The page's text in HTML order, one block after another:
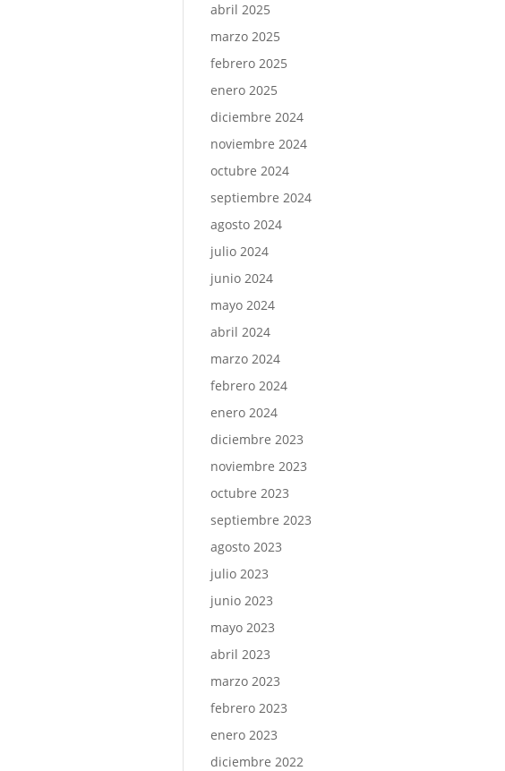
abril 2025
marzo 2025
febrero 2025
enero 2025
diciembre 2024
noviembre 2024
octubre 2024
septiembre 2024
agosto 2024
julio 2024
junio 2024
mayo 2024
abril 2024
marzo 2024
febrero 2024
enero 2024
diciembre 2023
noviembre 2023
octubre 2023
septiembre 2023
agosto 2023
julio 2023
junio 2023
mayo 2023
abril 2023
marzo 2023
febrero 2023
enero 2023
diciembre 2022